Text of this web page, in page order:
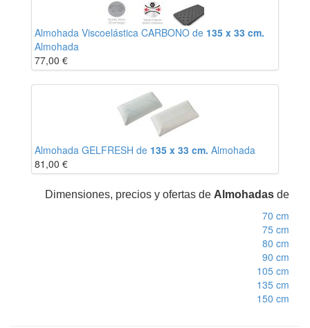
Almohada Viscoelástica CARBONO de 135 x 33 cm.
Almohada
77,00 €
Almohada GELFRESH de 135 x 33 cm. Almohada
81,00 €
Dimensiones, precios y ofertas de Almohadas de
70 cm
75 cm
80 cm
90 cm
105 cm
135 cm
150 cm